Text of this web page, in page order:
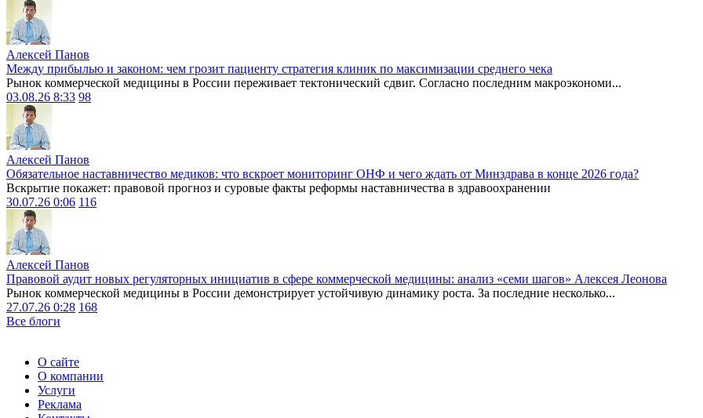
Алексей Панов
Между прибылью и законом: чем грозит пациенту стратегия клиник по максимизации среднего чека
Рынок коммерческой медицины в России переживает тектонический сдвиг. Согласно последним макроэкономи...
03.08.26 8:33 98
Алексей Панов
Обязательное наставничество медиков: что вскроет мониторинг ОНФ и чего ждать от Минздрава в конце 2026 года?
Вскрытие покажет: правовой прогноз и суровые факты реформы наставничества в здравоохранении
30.07.26 0:06 116
Алексей Панов
Правовой аудит новых регуляторных инициатив в сфере коммерческой медицины: анализ «семи шагов» Алексея Леонова
Рынок коммерческой медицины в России демонстрирует устойчивую динамику роста. За последние несколько...
27.07.26 0:28 168
Все блоги
О сайте
О компании
Услуги
Реклама